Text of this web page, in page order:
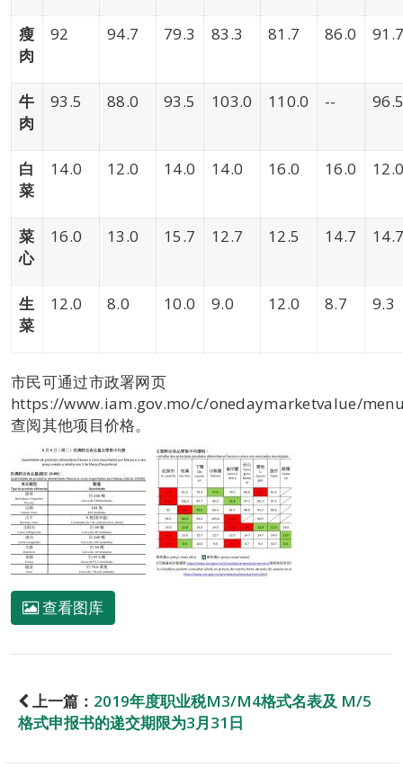
瘦
肉
92 94.7 79.3 83.3 81.7 86.0
牛
肉
93.5 88.0 93.5 103.0 110.0 --
白
菜
14.0 12.0 14.0 14.0 16.0 16.0
菜
心
16.0 13.0 15.7 12.7 12.5 14.7
生
菜
12.0 8.0 10.0 9.0 12.0 8.7 9.3
市民可通过市政署网页
https://www.iam.gov.mo/c/onedaymarketvalue/
查阅其他项目价格。
查看图库
上一篇： 2019年度职业税M3/M4格式名表及 M/5
格式申报书的递交期限为3月31日